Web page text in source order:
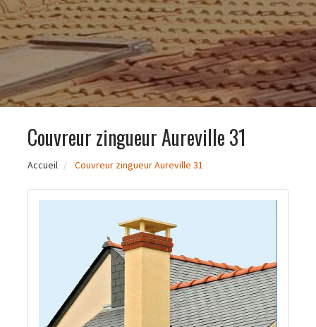
Couvreur zingueur Aureville 31
Accueil Couvreur zingueur Aureville 31